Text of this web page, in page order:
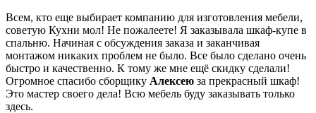
Всем, кто еще выбирает компанию для изготовления мебели,
советую Кухни мол! Не пожалеете! Я заказывала шкаф-купе в
спальню. Начиная с обсуждения заказа и заканчивая
монтажом никаких проблем не было. Все было сделано очень
быстро и качественно. К тому же мне ещё скидку сделали!
Огромное спасибо сборщику Алексею за прекрасный шкаф!
Это мастер своего дела! Всю мебель буду заказывать только
здесь.